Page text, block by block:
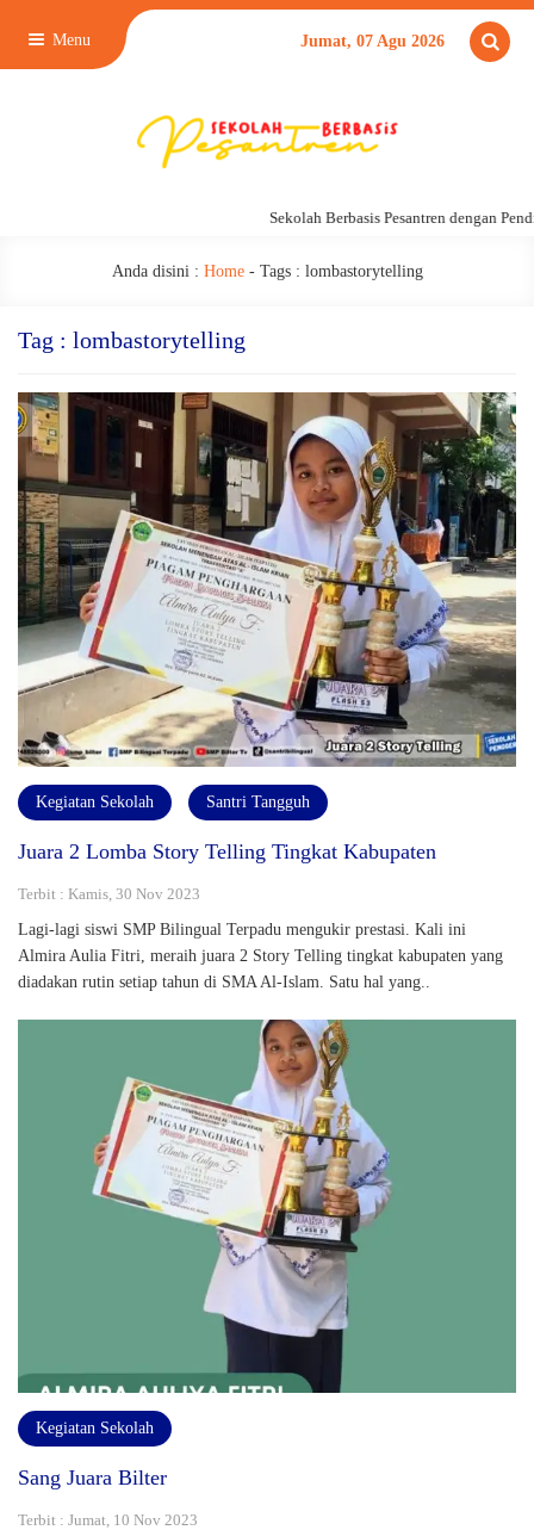
Menu Jumat, 07 Agu 2026
Sekolah Berbasis Pesantren dengan
Anda disini : Home- Tags : lombastorytelling
Tag : lombastorytelling
Kegiatan Sekolah Santri Tangguh
Juara 2 Lomba Story Telling Tingkat Kabupaten
Terbit : Kamis, 30 Nov 2023
Lagi-lagi siswi SMP Bilingual Terpadu mengukir prestasi. Kali ini
Almira Aulia Fitri, meraih juara 2 Story Telling tingkat kabupaten yang
diadakan rutin setiap tahun di SMA Al-Islam. Satu hal yang..
Kegiatan Sekolah
Sang Juara Bilter
Terbit : Jumat, 10 Nov 2023